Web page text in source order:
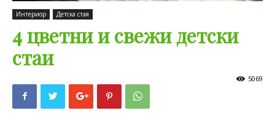
Интериор Детска стая
4 цветни и свежи детски
стаи
5069